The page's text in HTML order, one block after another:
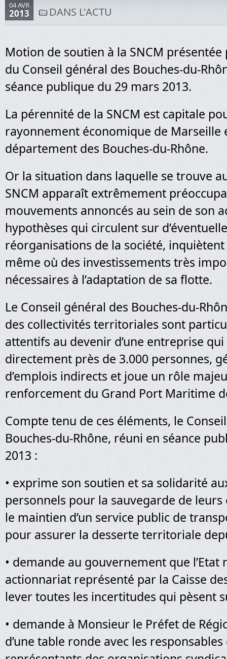
04 AVR
2013 DANS L'ACTU
Motion de soutien à la SNCM
du Conseil général des Bouches-du-
séance publique du 29 mars 2013.
La pérennité de la SNCM est capitale
rayonnement économique de Marseille
département des Bouches-du-Rhône.
Or la situation dans laquelle se trouve
SNCM apparaît extrêmement
mouvements annoncés au sein de son
hypothèses qui circulent sur
réorganisations de la société,
même où des investissements très
nécessaires à l’adaptation de sa flotte.
Le Conseil général des Bouches-du-
des collectivités territoriales sont
attentifs au devenir d’une entreprise
directement près de 3.000 personnes,
d’emplois indirects et joue un rôle
renforcement du Grand Port Maritime
Compte tenu de ces éléments, le
Bouches-du-Rhône, réuni en séance
2013 :
• exprime son soutien et sa solidarité
personnels pour la sauvegarde de
le maintien d’un service public de
pour assurer la desserte territoriale
• demande au gouvernement que l’Etat
actionnariat représenté par la Caisse
lever toutes les incertitudes qui pèsent
• demande à Monsieur le Préfet de
d’une table ronde avec les